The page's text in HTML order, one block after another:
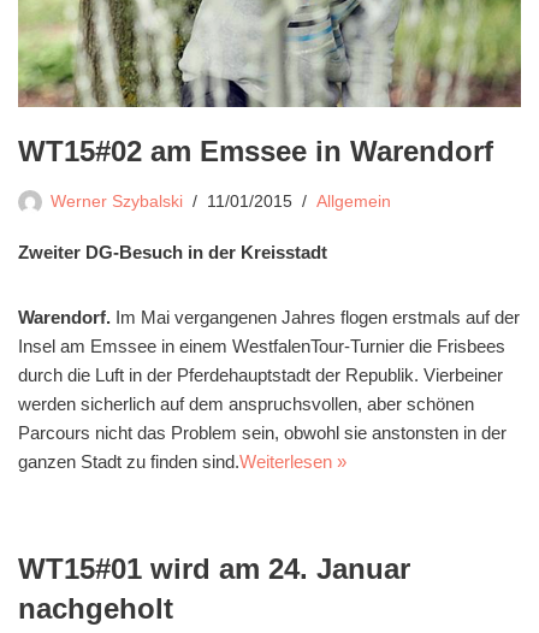
WT15#02 am Emssee in Warendorf
Werner Szybalski 11/01/2015 Allgemein
Zweiter DG-Besuch in der Kreisstadt
Warendorf. Im Mai vergangenen Jahres flogen erstmals auf der
Insel am Emssee in einem WestfalenTour-Turnier die Frisbees
durch die Luft in der Pferdehauptstadt der Republik. Vierbeiner
werden sicherlich auf dem anspruchsvollen, aber schönen
Parcours nicht das Problem sein, obwohl sie anstonsten in der
ganzen Stadt zu finden sind.Weiterlesen »
WT15#01 wird am 24. Januar
nachgeholt